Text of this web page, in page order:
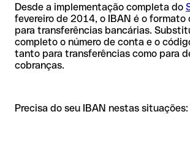
Desde a implementação completa do
fevereiro de 2014, o IBAN é o
para transferências bancárias.
completo o número de conta e o
tanto para transferências como para
cobranças.
Precisa do seu IBAN nestas situações: